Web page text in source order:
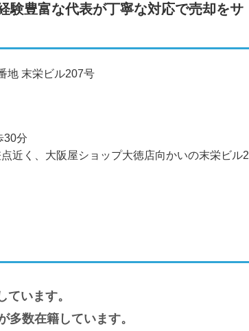
験豊富な代表が丁寧な対応で売却をサ
地 末栄ビル207号
30分
近く、大阪屋ショップ大徳店向かいの末栄ビル2
います。
多数在籍しています。